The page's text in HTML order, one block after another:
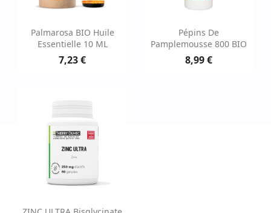
Palmarosa BIO Huile
Essentielle 10 ML
7,23 €
Pépins De
Pamplemousse 800 BIO
8,99 €